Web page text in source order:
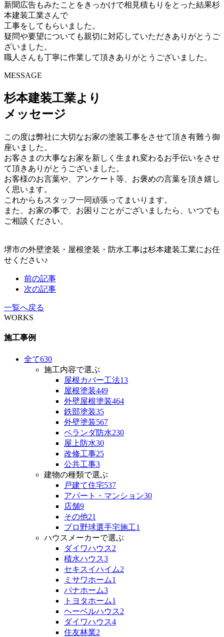
新聞広告もみたことをきっかけで相見積もりをとった結果杉
本建装工業さんで
工事をしてもらいました。
疑問や要望についても親切に対応していただきありがとうご
ざいました。
職人さんも丁寧に作業して頂きありがとうございました。
MESSAGE
杉本建装工業より
メッセージ
この度は弊社に大切なお家の塗装工事をさせて頂き有難う御
座いました。
お客さまの大事なお家を新しく生まれ変わるお手伝いをさせ
て頂きありがとうございました。
お客様のお言葉や、アンケート等、お褒めの言葉を頂き嬉し
く思います。
これからもスタッフ一同頑張ってまいります。
また、お家の事で、お困りごとがございましたら、いつでも
ご相談ください。
堺市の外壁塗装・屋根塗装・防水工事は杉本建装工業にお任
せください♪
前の記事
次の記事
一覧へ戻る
WORKS
施工事例
全て630
施工内容で選ぶ
屋根カバー工法13
屋根塗装449
外壁屋根塗装464
鉄部塗装35
外壁塗装567
ベランダ防水230
屋上防水30
改修工事25
公共工事3
建物の種類で選ぶ
戸建て住宅537
アパート・マンション30
店舗9
その他21
プロ野球選手宅施工1
ハウスメーカーで選ぶ
ダイワハウス2
積水ハウス3
セキスイハイム2
ミサワホーム1
パナホーム3
トヨタホーム1
ヘーベルハウス2
ダイワハウス4
住友林業2